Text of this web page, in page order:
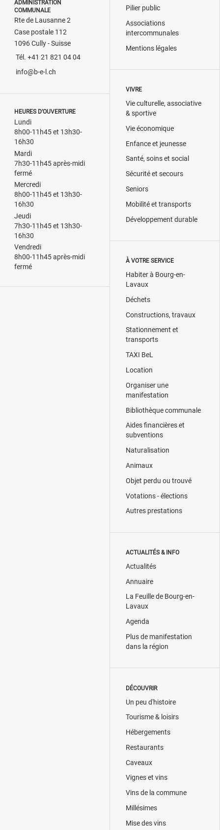
ADMINISTRATION
COMMUNALE
Rte de Lausanne 2
Case postale 112
1096 Cully - Suisse
Tél. +41 21 821 04 04
info@b-e-l.ch
HEURES D’OUVERTURE
Lundi
8h00-11h45 et 13h30-
16h30
Mardi
7h30-11h45 après-midi
fermé
Mercredi
8h00-11h45 et 13h30-
16h30
Jeudi
7h30-11h45 et 13h30-
16h30
Vendredi
8h00-11h45 après-midi
fermé
Pilier public
Associations
intercommunales
Mentions légales
VIVRE
Vie culturelle, associative
& sportive
Vie économique
Enfance et jeunesse
Santé, soins et social
Sécurité et secours
Seniors
Mobilité et transports
Développement durable
À VOTRE SERVICE
Habiter à Bourg-en-
Lavaux
Déchets
Constructions, travaux
Stationnement et
transports
TAXI BeL
Location
Organiser une
manifestation
Bibliothèque communale
Aides financières et
subventions
Naturalisation
Animaux
Objet perdu ou trouvé
Votations - élections
Autres prestations
ACTUALITÉS & INFO
Actualités
Annuaire
La Feuille de Bourg-en-
Lavaux
Agenda
Plus de manifestation
dans la région
DÉCOUVRIR
Un peu d'histoire
Tourisme & loisirs
Hébergements
Restaurants
Caveaux
Vignes et vins
Vins de la commune
Millésimes
Mise des vins